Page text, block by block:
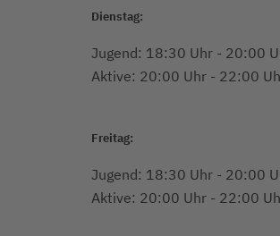
Dienstag:
Jugend: 18:30 Uhr - 20:00
Aktive: 20:00 Uhr - 22:00
Freitag:
Jugend: 18:30 Uhr - 20:00
Aktive: 20:00 Uhr - 22:00